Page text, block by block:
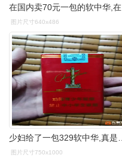
图片尺寸640x486
图片尺寸750x1000